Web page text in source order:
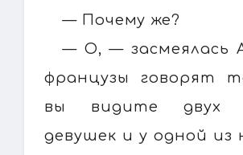
— Почему же?
— О, — засмеялась
французы говорят
вы видите двух
девушек и у одной из